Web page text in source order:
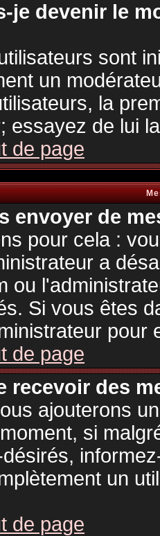
je devenir le
sont
un
la
essayez de lui
de page
envoyer de
pour cela :
a
ou
Si vous êtes
pour
de page
recevoir des
ajouterons
si
un
de page